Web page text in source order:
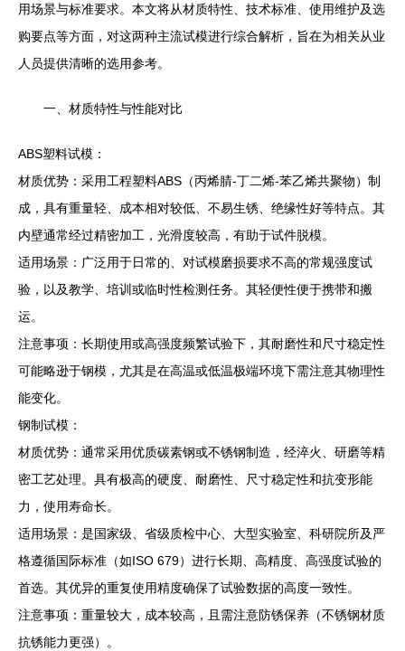
用场景与标准要求。本文将从材质特性、技术标准、使用维护及选
购要点等方面，对这两种主流试模进行综合解析，旨在为相关从业
人员提供清晰的选用参考。
一、材质特性与性能对比
ABS塑料试模：
材质优势：采用工程塑料ABS（丙烯腈-丁二烯-苯乙烯共聚物）制
成，具有重量轻、成本相对较低、不易生锈、绝缘性好等特点。其
内壁通常经过精密加工，光滑度较高，有助于试件脱模。
适用场景：广泛用于日常的、对试模磨损要求不高的常规强度试
验，以及教学、培训或临时性检测任务。其轻便性便于携带和搬
运。
注意事项：长期使用或高强度频繁试验下，其耐磨性和尺寸稳定性
可能略逊于钢模，尤其是在高温或低温极端环境下需注意其物理性
能变化。
钢制试模：
材质优势：通常采用优质碳素钢或不锈钢制造，经淬火、研磨等精
密工艺处理。具有极高的硬度、耐磨性、尺寸稳定性和抗变形能
力，使用寿命长。
适用场景：是国家级、省级质检中心、大型实验室、科研院所及严
格遵循国际标准（如ISO 679）进行长期、高精度、高强度试验的
首选。其优异的重复使用精度确保了试验数据的高度一致性。
注意事项：重量较大，成本较高，且需注意防锈保养（不锈钢材质
抗锈能力更强）。